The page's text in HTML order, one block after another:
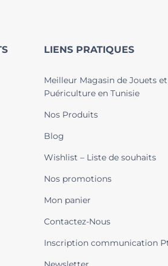
LIENS PRATIQUES
Meilleur Magasin de Jouets et
Puériculture en Tunisie
Nos Produits
Blog
Wishlist – Liste de souhaits
Nos promotions
Mon panier
Contactez-Nous
Inscription communication